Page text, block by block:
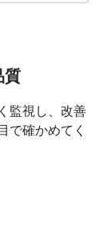
質
監視し、改善
で確かめてく